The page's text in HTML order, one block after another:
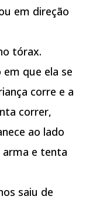
em direção
tórax.
que ela se
corre e a
correr,
ao lado
arma e tenta
saiu de